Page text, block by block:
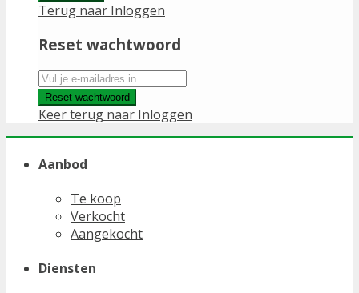
Terug naar Inloggen
Reset wachtwoord
Reset wachtwoord
Keer terug naar Inloggen
Aanbod
Te koop
Verkocht
Aangekocht
Diensten